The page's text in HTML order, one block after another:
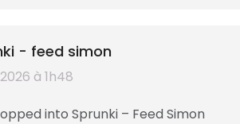
- feed simon
à 1h48
into Sprunki – Feed Simon